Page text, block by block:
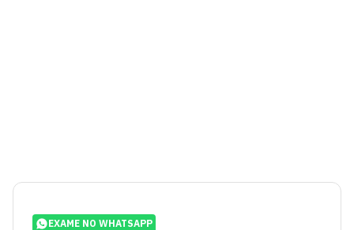
EXAME NO WHATSAPP